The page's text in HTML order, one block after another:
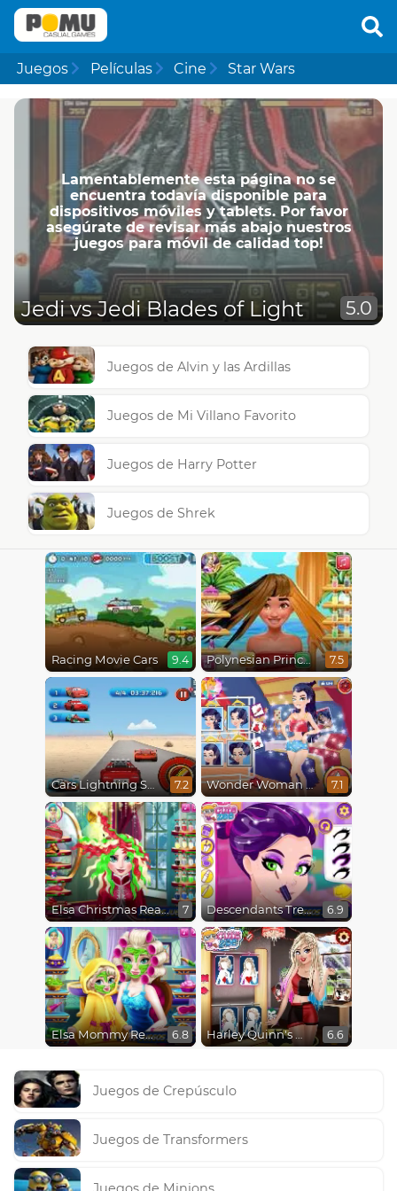
Juegos Películas Cine Star Wars
Lamentablemente esta página no se
encuentra todavía disponible para
dispositivos móviles y tablets. Por favor
asegúrate de revisar más abajo nuestros
juegos para móvil de calidad top!
Jedi vs Jedi Blades of Light 5.0
Juegos de Alvin y las Ardillas
Juegos de Mi Villano Favorito
Juegos de Harry Potter
Juegos de Shrek
Racing Movie Cars 9.4 Polynesian Princess Real Haircuts 7.5
Cars Lightning Speed 7.2 Wonder Woman Fashion Event 7.1
Elsa Christmas Real Haircuts 7 Descendants Trendsetters 6.9
Elsa Mommy Real Makeover 6.8 Harley Quinn's Modern Makeover 6.6
Juegos de Crepúsculo
Juegos de Transformers